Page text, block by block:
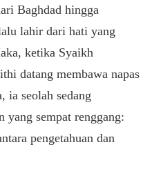
Baghdad hingga
lahir dari hati yang
ketika Syaikh
datang membawa napas
ia seolah sedang
yang sempat renggang:
pengetahuan dan